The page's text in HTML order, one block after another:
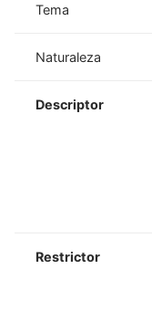
Tema
Naturaleza
Descriptor
Restrictor